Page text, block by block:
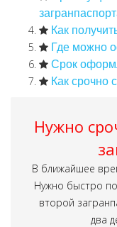
Как
Где можно
Срок
Как срочно
Нужно
В ближайшее
Нужно быстро
второй
два